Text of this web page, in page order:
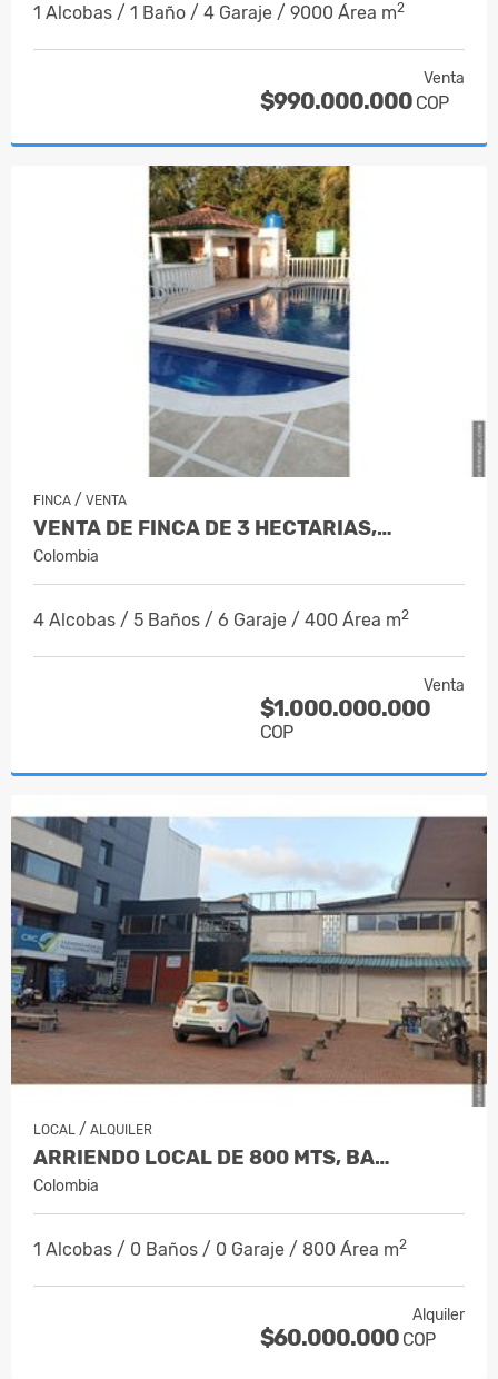
1 Alcobas / 1 Baño / 4 Garaje / 9000 Área m2
Venta
$990.000.000 COP
FINCA / VENTA
VENTA DE FINCA DE 3 HECTARIAS,…
Colombia
4 Alcobas / 5 Baños / 6 Garaje / 400 Área m2
Venta
$1.000.000.000
COP
LOCAL / ALQUILER
ARRIENDO LOCAL DE 800 MTS, BA…
Colombia
1 Alcobas / 0 Baños / 0 Garaje / 800 Área m2
Alquiler
$60.000.000 COP